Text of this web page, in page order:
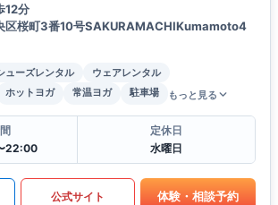
12分
区桜町3番10号SAKURAMACHIKumamoto4
ューズレンタル
ウェアレンタル
ホットヨガ 常温ヨガ 駐車場 もっと見る
22:00
定休日
水曜日
公式サイト 体験・相談予約